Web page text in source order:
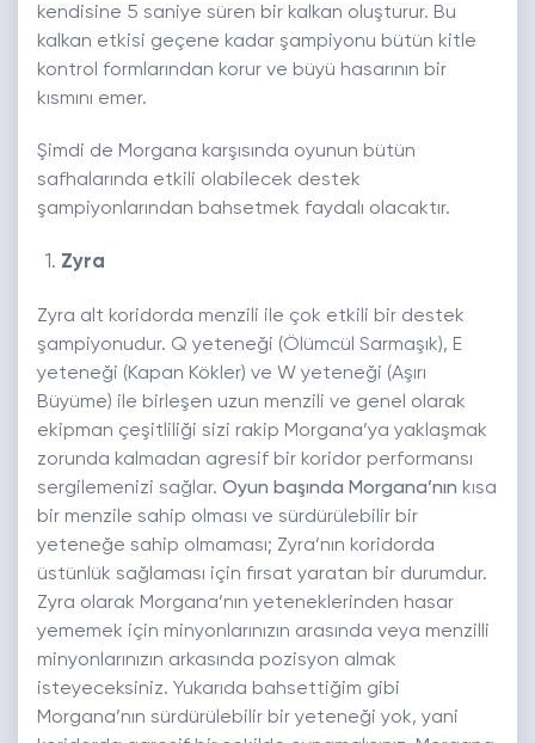
kendisine 5 saniye süren bir kalkan oluşturur. Bu
kalkan etkisi geçene kadar şampiyonu bütün kitle
kontrol formlarından korur ve büyü hasarının bir
kısmını emer.
Şimdi de Morgana karşısında oyunun bütün
safhalarında etkili olabilecek destek
şampiyonlarından bahsetmek faydalı olacaktır.
Zyra
Zyra alt koridorda menzili ile çok etkili bir destek
şampiyonudur. Q yeteneği (Ölümcül Sarmaşık), E
yeteneği (Kapan Kökler) ve W yeteneği (Aşırı
Büyüme) ile birleşen uzun menzili ve genel olarak
ekipman çeşitliliği sizi rakip Morgana’ya yaklaşmak
zorunda kalmadan agresif bir koridor performansı
sergilemenizi sağlar. Oyun başında Morgana’nın kısa
bir menzile sahip olması ve sürdürülebilir bir
yeteneğe sahip olmaması; Zyra’nın koridorda
üstünlük sağlaması için fırsat yaratan bir durumdur.
Zyra olarak Morgana’nın yeteneklerinden hasar
yememek için minyonlarınızın arasında veya menzilli
minyonlarınızın arkasında pozisyon almak
isteyeceksiniz. Yukarıda bahsettiğim gibi
Morgana’nın sürdürülebilir bir yeteneği yok, yani